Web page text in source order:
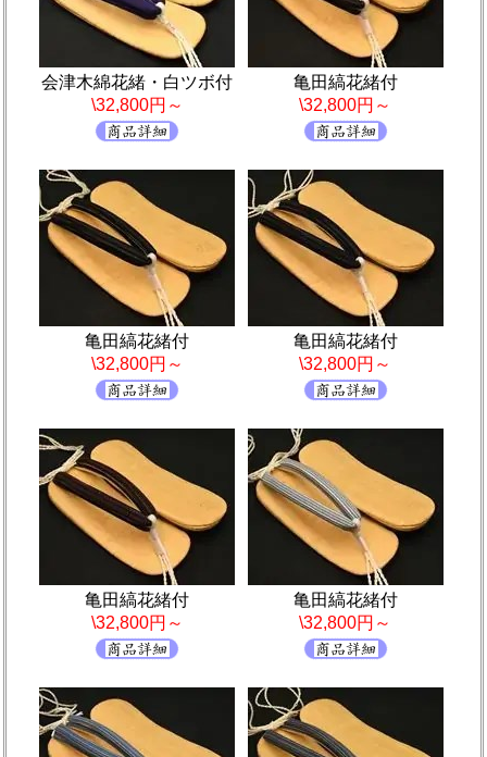
会津木綿花緒・白ツボ付
\32,800円～
亀田縞花緒付
\32,800円～
亀田縞花緒付
\32,800円～
亀田縞花緒付
\32,800円～
亀田縞花緒付
\32,800円～
亀田縞花緒付
\32,800円～